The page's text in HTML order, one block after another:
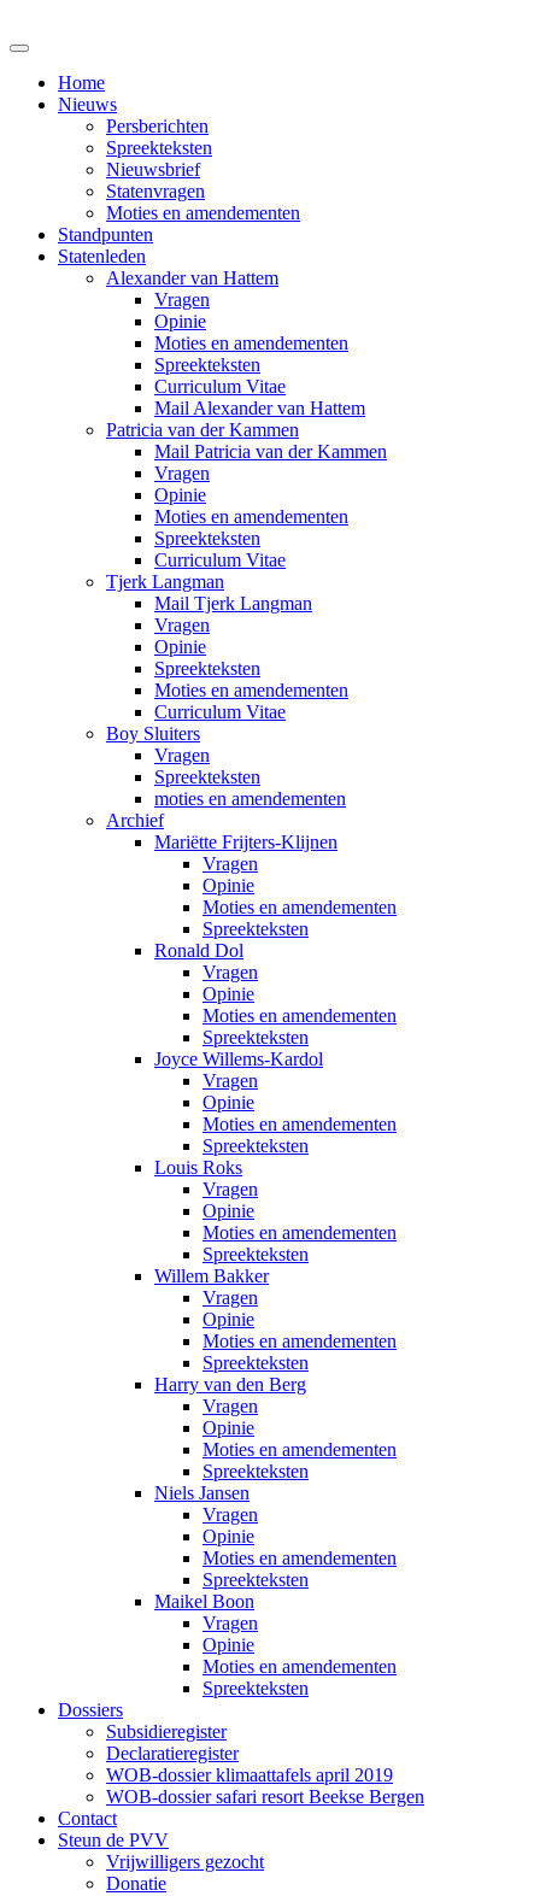
Home
Nieuws
Persberichten
Spreekteksten
Nieuwsbrief
Statenvragen
Moties en amendementen
Standpunten
Statenleden
Alexander van Hattem
Vragen
Opinie
Moties en amendementen
Spreekteksten
Curriculum Vitae
Mail Alexander van Hattem
Patricia van der Kammen
Mail Patricia van der Kammen
Vragen
Opinie
Moties en amendementen
Spreekteksten
Curriculum Vitae
Tjerk Langman
Mail Tjerk Langman
Vragen
Opinie
Spreekteksten
Moties en amendementen
Curriculum Vitae
Boy Sluiters
Vragen
Spreekteksten
moties en amendementen
Archief
Mariëtte Frijters-Klijnen
Vragen
Opinie
Moties en amendementen
Spreekteksten
Ronald Dol
Vragen
Opinie
Moties en amendementen
Spreekteksten
Joyce Willems-Kardol
Vragen
Opinie
Moties en amendementen
Spreekteksten
Louis Roks
Vragen
Opinie
Moties en amendementen
Spreekteksten
Willem Bakker
Vragen
Opinie
Moties en amendementen
Spreekteksten
Harry van den Berg
Vragen
Opinie
Moties en amendementen
Spreekteksten
Niels Jansen
Vragen
Opinie
Moties en amendementen
Spreekteksten
Maikel Boon
Vragen
Opinie
Moties en amendementen
Spreekteksten
Dossiers
Subsidieregister
Declaratieregister
WOB-dossier klimaattafels april 2019
WOB-dossier safari resort Beekse Bergen
Contact
Steun de PVV
Vrijwilligers gezocht
Donatie